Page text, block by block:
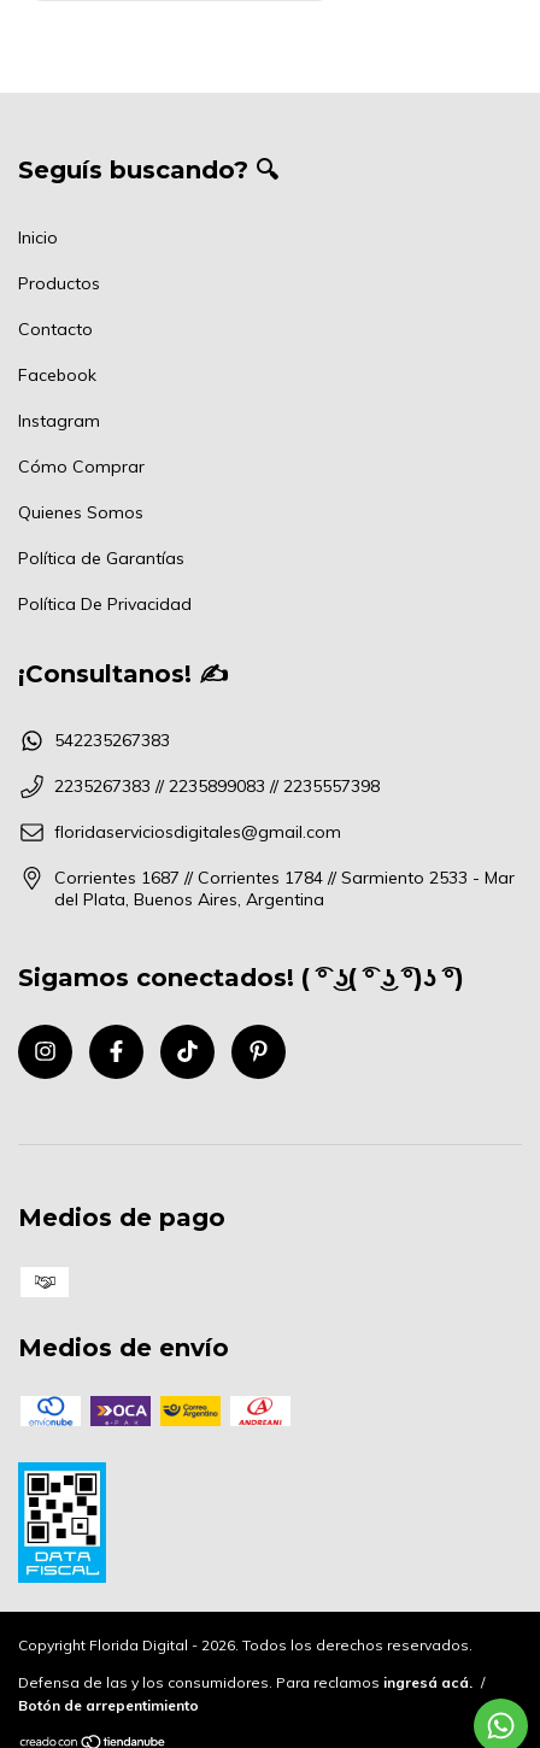
Seguís buscando? 🔍
Inicio
Productos
Contacto
Facebook
Instagram
Cómo Comprar
Quienes Somos
Política de Garantías
Política De Privacidad
¡Consultanos! ✍
542235267383
2235267383 // 2235899083 // 2235557398
floridaserviciosdigitales@gmail.com
Corrientes 1687 // Corrientes 1784 // Sarmiento 2533 - Mar
del Plata, Buenos Aires, Argentina
Sigamos conectados! ( ͡° ͜ʖ( ͡° ͜ʖ ͡°)ʖ ͡°)
Medios de pago
Medios de envío
Copyright Florida Digital - 2026. Todos los derechos reservados.
Defensa de las y los consumidores. Para reclamos ingresá acá. /
Botón de arrepentimiento